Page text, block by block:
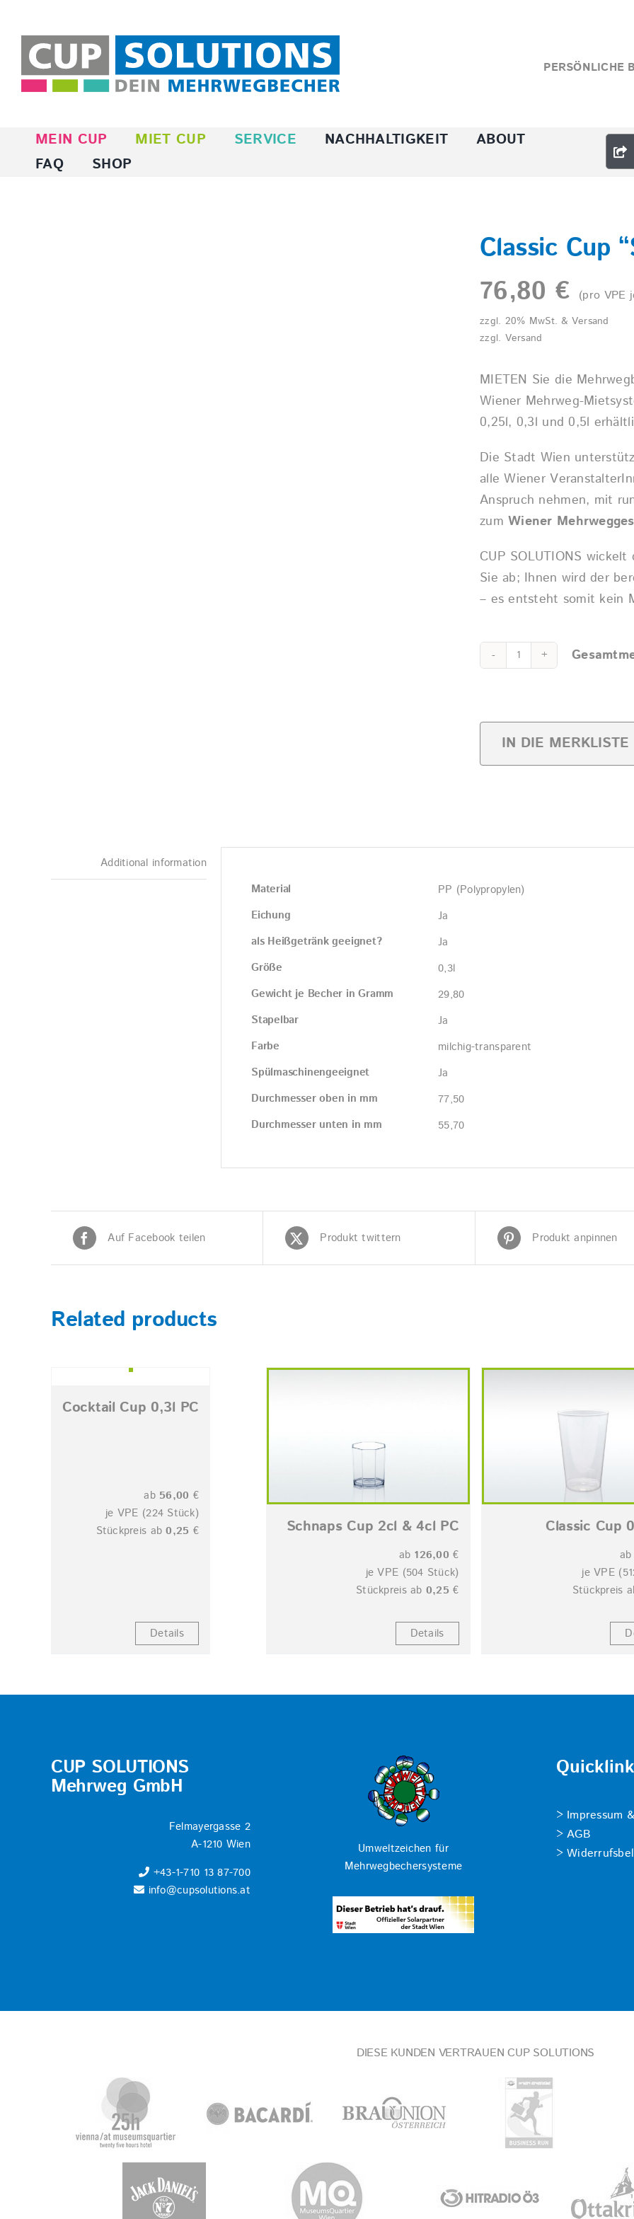
Inhalt
springen
PERSÖNLICHE
MEIN CUP MIET CUP SERVICE NACHHALTIGKEIT
ABOUT
FAQ
SHOP
Classic Cup
76,80 € (pro VPE
zzgl. 20% MwSt. & Versand
zzgl. Versand
MIETEN Sie die
Wiener Mehrweg-
0,25l, 0,3l und 0,5l
Die Stadt Wien
alle Wiener
Anspruch nehmen, mit
zumWiener
CUP SOLUTIONS
Sie ab; Ihnen wird der
– es entsteht somit kein
Classic
Wien"
0,3l
PP
Alternative:
IN DIE MERKLISTE
Additional information
Material
PP (Polypropylen)
Eichung
Ja
als Heißgetränk geeignet?
Ja
Größe
0,3l
Gewicht je Becher in Gramm
29,80
Stapelbar
Ja
Farbe
milchig-transparent
Spülmaschinengeeignet
Ja
Durchmesser oben in mm
77,50
Durchmesser unten in mm
55,70
Auf Facebook teilen Produkt twittern Produkt anpinnen
Related products
Cocktail Cup 0,3l PC
ab 56,00 €
je VPE (224 Stück)
Stückpreis ab0,25 €
Details
Schnaps Cup 2cl & 4cl PC
ab 126,00 €
je VPE (504 Stück)
Stückpreis ab 0,25 €
Details
Classic Cup
je VPE
Stückpreis
CUP SOLUTIONS
Mehrweg GmbH
Felmayergasse 2
A-1210 Wien
+43-1-710 13 87-700
info@cupsolutions.at
Umweltzeichen für
Mehrwegbechersysteme
Impressum
AGB
DIESE KUNDEN VERTRAUEN CUP SOLUTIONS